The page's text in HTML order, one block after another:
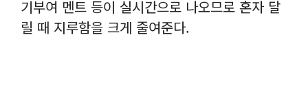
기부여 멘트 등이 실시간으로 나오므로 혼자 달
릴 때 지루함을 크게 줄여준다.